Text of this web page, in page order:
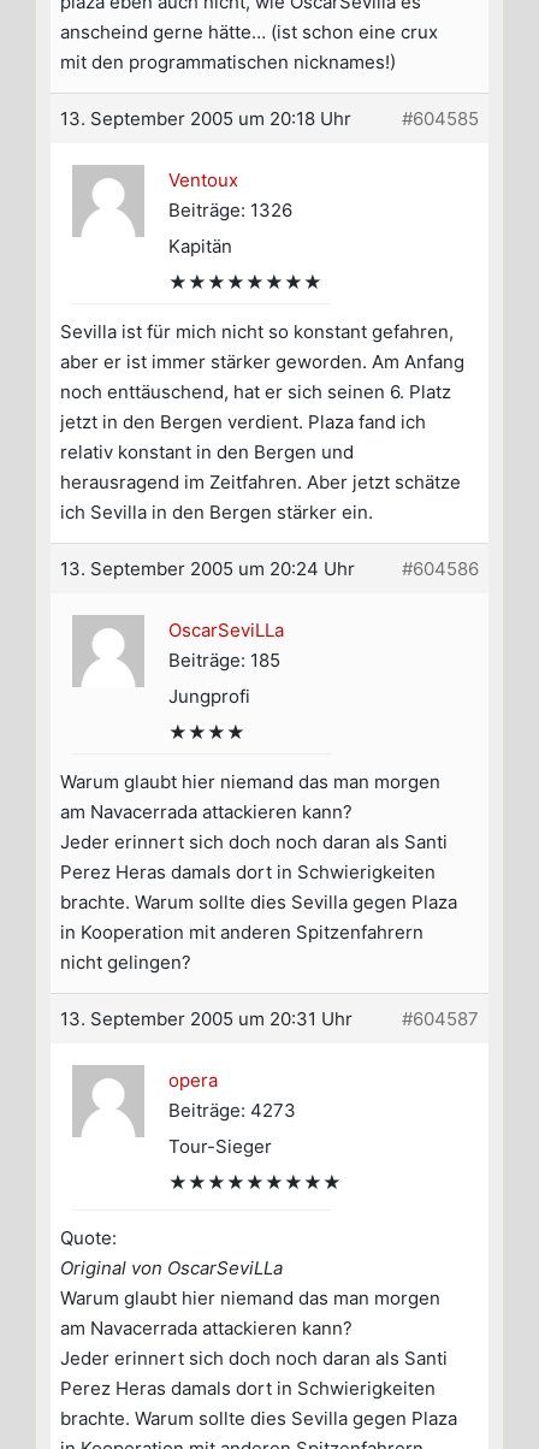
anscheind gerne hätte… (ist schon eine crux
mit den programmatischen nicknames!)
13. September 2005 um 20:18 Uhr #604585
Ventoux
Beiträge: 1326
Kapitän
★★★★★★★★
Sevilla ist für mich nicht so konstant gefahren,
aber er ist immer stärker geworden. Am Anfang
noch enttäuschend, hat er sich seinen 6. Platz
jetzt in den Bergen verdient. Plaza fand ich
relativ konstant in den Bergen und
herausragend im Zeitfahren. Aber jetzt schätze
ich Sevilla in den Bergen stärker ein.
13. September 2005 um 20:24 Uhr #604586
OscarSeviLLa
Beiträge: 185
Jungprofi
★★★★
Warum glaubt hier niemand das man morgen
am Navacerrada attackieren kann?
Jeder erinnert sich doch noch daran als Santi
Perez Heras damals dort in Schwierigkeiten
brachte. Warum sollte dies Sevilla gegen Plaza
in Kooperation mit anderen Spitzenfahrern
nicht gelingen?
13. September 2005 um 20:31 Uhr #604587
opera
Beiträge: 4273
Tour-Sieger
★★★★★★★★★
Quote:
Original von OscarSeviLLa
Warum glaubt hier niemand das man morgen
am Navacerrada attackieren kann?
Jeder erinnert sich doch noch daran als Santi
Perez Heras damals dort in Schwierigkeiten
brachte. Warum sollte dies Sevilla gegen Plaza